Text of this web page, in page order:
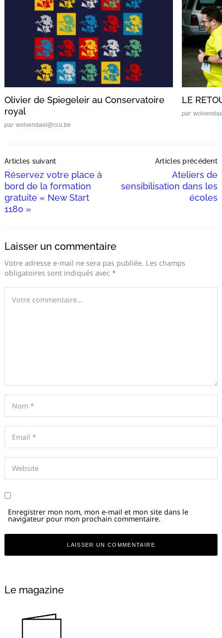
Olivier de Spiegeleir au Conservatoire
royal
par wolvendael@ccu.be
LE
par
Navigation
Articles suivant
Réservez votre place à
bord de la formation
gratuite « New Start
1180 »
Articles précédent
Ateliers de
sensibilisation dans les
écoles
Laisser un commentaire
Votre adresse e-mail ne sera pas publiée. Les champs
obligatoires sont indiqués avec *
Enregistrer mon nom, mon e-mail et mon site dans le
navigateur pour mon prochain commentaire.
Le magazine
Recherche
pour